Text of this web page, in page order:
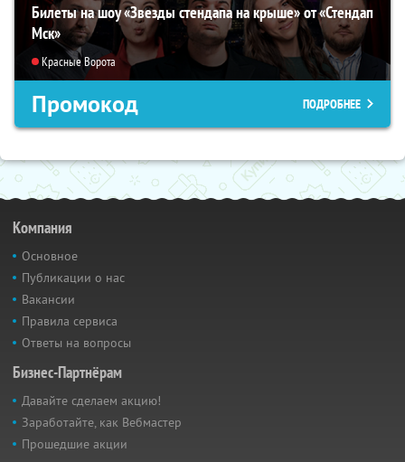
Билеты на шоу «Звезды стендапа на крыше» от «Стендап
Мск»
Красные Ворота
Промокод ПОДРОБНЕЕ
Компания
Основное
Публикации о нас
Вакансии
Правила сервиса
Ответы на вопросы
Бизнес-Партнёрам
Давайте сделаем акцию!
Заработайте, как Вебмастер
Прошедшие акции